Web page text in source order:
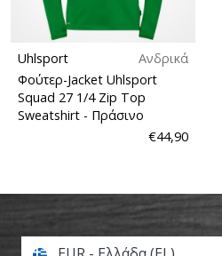
Uhlsport
Ανδρικά
Φούτερ-Jacket Uhlsport
Squad 27 1/4 Zip Top
Sweatshirt - Πράσινο
€44,90